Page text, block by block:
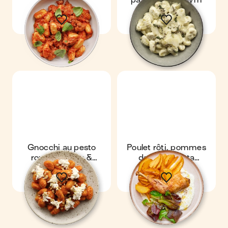
Gnocchi au pesto
rouge, chèvre &
pignons
Poulet rôti, pommes
de terre & feta
fouettée